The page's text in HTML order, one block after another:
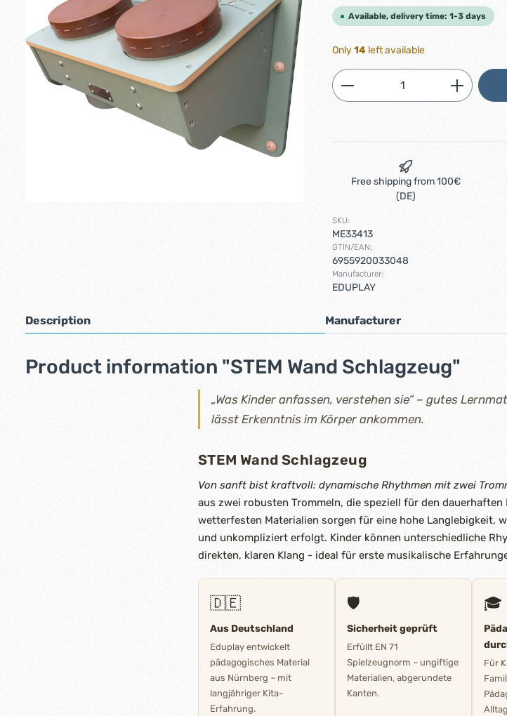
Available, delivery time: 1-3 days
Only14 left available
Product Quantity:
Free shipping from 100€
(DE)
SKU:
ME33413
GTIN/EAN:
6955920033048
Manufacturer:
EDUPLAY
Description Manufacturer
Product information "STEM Wand Schlagzeug"
„Was Kinder anfassen, verstehen sie“ – gutes
lässt Erkenntnis im Körper ankommen.
STEM Wand Schlagzeug
Von sanft bist kraftvoll: dynamische Rhythmen mit zwei
aus zwei robusten Trommeln, die speziell für den
wetterfesten Materialien sorgen für eine hohe Langlebigkeit,
und unkompliziert erfolgt. Kinder können unterschiedliche
direkten, klaren Klang - ideal für erste musikalische
🇩🇪
Aus Deutschland
Eduplay entwickelt
pädagogisches Material
aus Nürnberg – mit
langjähriger Kita-
Erfahrung.
🛡️
Sicherheit geprüft
Erfüllt EN 71
Spielzeugnorm – ungiftige
Materialien, abgerundete
Kanten.
🎓
Für